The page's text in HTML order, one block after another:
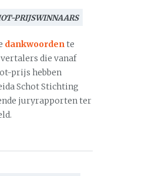
PRIJSWINNAARS
dankwoordente
die vanaf
prijs hebben
Schot Stichting
juryrapporten ter